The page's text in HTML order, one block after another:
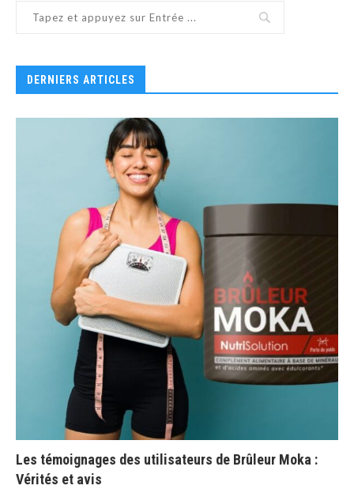
DERNIERS ARTICLES
Les témoignages des utilisateurs de Brûleur Moka :
Vérités et avis